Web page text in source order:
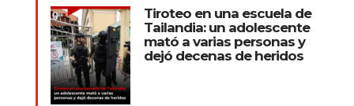
Tiroteo en una escuela de
Tailandia: un adolescente
mató a varias personas y
dejó decenas de heridos